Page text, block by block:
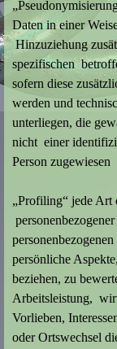
Daten in einer
Hinzuziehung
spezifischen
sofern diese
werden und
unterliegen, die
nicht einer
Person zugewiesen
„Profiling“ jede Art
persönliche
beziehen, zu
Arbeitsleistung,
Vorlieben,
oder Ortswechsel